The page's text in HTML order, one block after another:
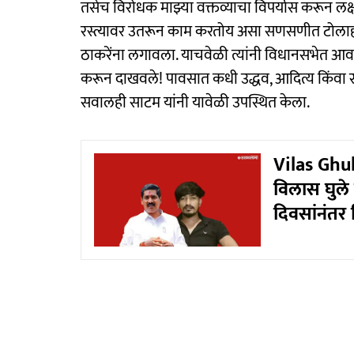
तसेच विरोधक माझ्या वक्तव्याचा विपर्यास करून
रस्त्यावर उतरून काम करतोय असा सणसणीत
ठाकरेंना लगावला. याचवेळी त्यांनी विधानसभेत
करून दाखवले! पावसात कधी उद्धव, आदित्य किंवा
सवालही साटम यांनी यावेळी उपस्थित केला.
Vilas
विलास घुले
दिवसांनंतर